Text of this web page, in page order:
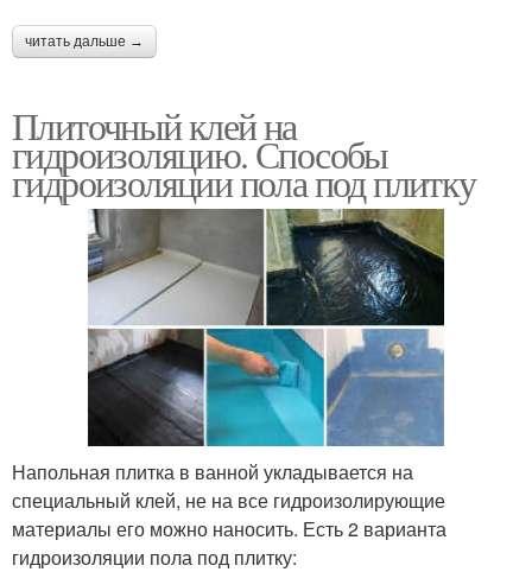
читать дальше →
Плиточный клей на
гидроизоляцию. Способы
гидроизоляции пола под плитку
Напольная плитка в ванной укладывается на
специальный клей, не на все гидроизолирующие
материалы его можно наносить. Есть 2 варианта
гидроизоляции пола под плитку: